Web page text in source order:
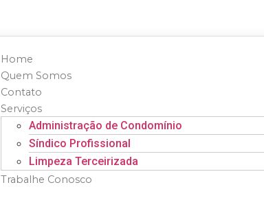
Home
Quem Somos
Contato
Serviços
Administração de Condomínio
Síndico Profissional
Limpeza Terceirizada
Trabalhe Conosco